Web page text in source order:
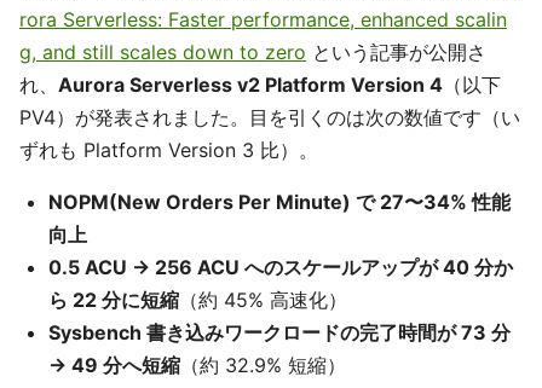
rora Serverless: Faster performance, enhanced scalin
g, and still scales down to zero という記事が公開さ
れ、 Aurora Serverless v2 Platform Version 4 （以下
PV4）が発表されました。目を引くのは次の数値です（い
ずれも Platform Version 3 比）。
NOPM(New Orders Per Minute) で 27〜34% 性能
向上
0.5 ACU → 256 ACU へのスケールアップが 40 分か
ら 22 分に短縮 （約 45% 高速化）
Sysbench 書き込みワークロードの完了時間が 73 分
→ 49 分へ短縮 （約 32.9% 短縮）